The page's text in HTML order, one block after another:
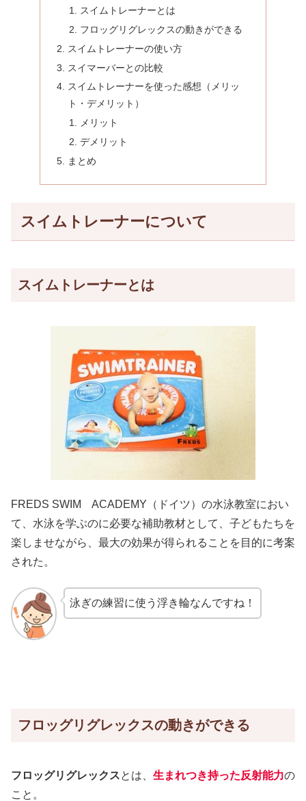
スイムトレーナーとは
フロッグリグレックスの動きができる
スイムトレーナーの使い方
スイマーバーとの比較
スイムトレーナーを使った感想（メリッ
ト・デメリット）
メリット
デメリット
まとめ
スイムトレーナーについて
スイムトレーナーとは
FREDS SWIM ACADEMY（ドイツ）の水泳教室におい
て、水泳を学ぶのに必要な補助教材として、子どもたちを
楽しませながら、最大の効果が得られることを目的に考案
された。
泳ぎの練習に使う浮き輪なんですね！
フロッグリグレックスの動きができる
フロッグリグレックスとは、 生まれつき持った反射能力の
こと。